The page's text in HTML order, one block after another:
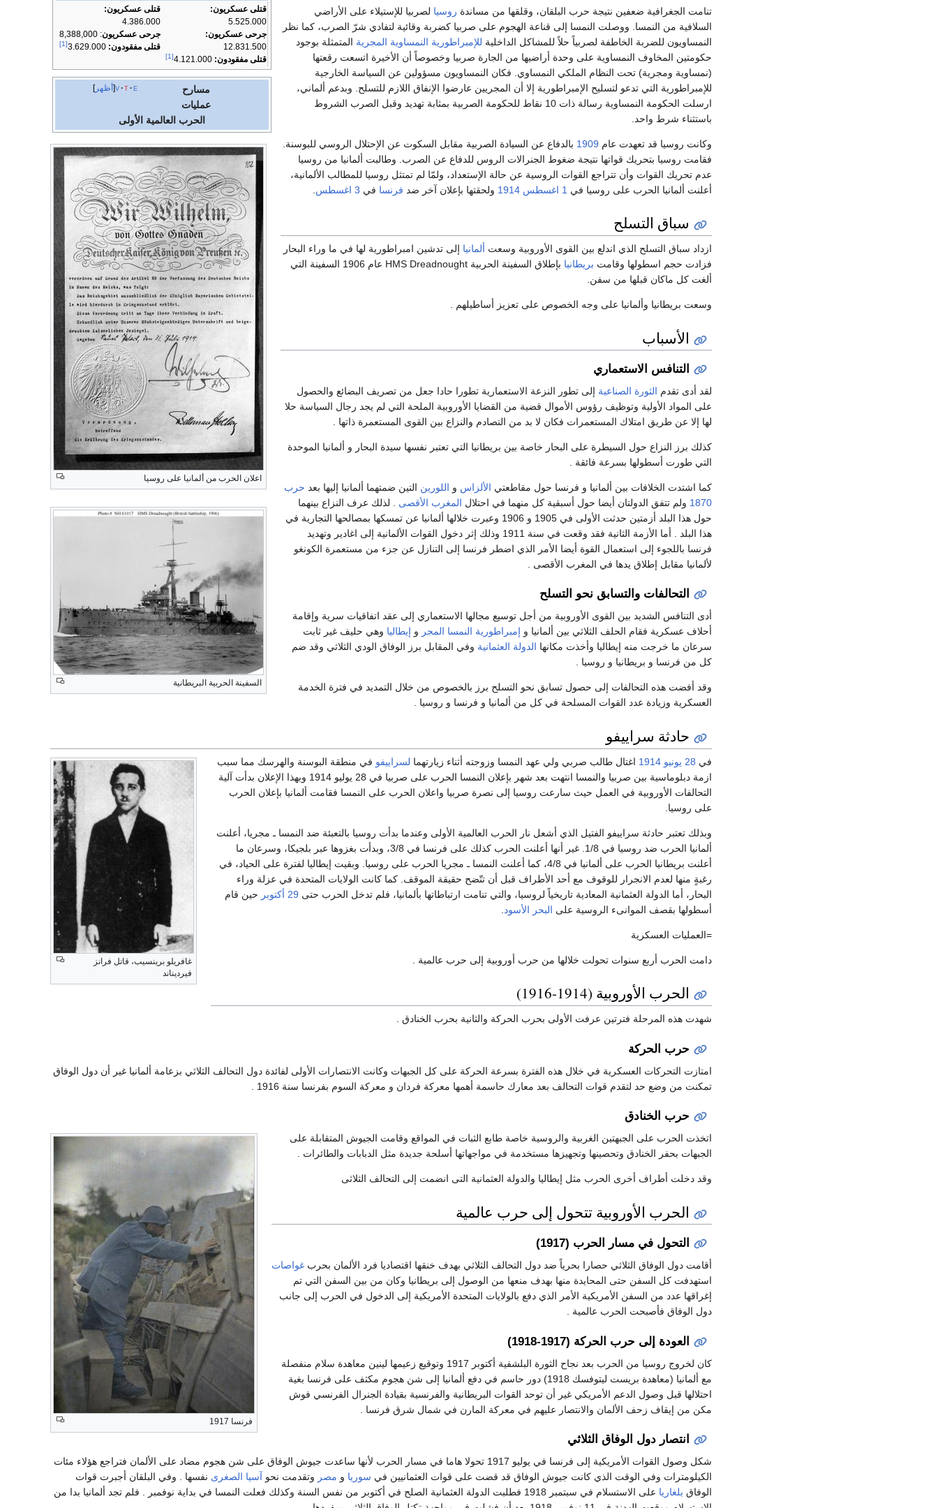
قتلى عسكريون:
5.525.000
جرحى عسكريون:
12.831.500
قتلى مفقودون:
[1]
قتلى عسكريون:
4.386.000
جرحى عسكريون: 8,388,000
قتلى مفقودون:
[1]
أظهر v t e
مسارح
عمليات
الحرب العالمية الأولى
اعلان الحرب من ألمانيا على روسيا
تنامت الجغرافية ضعفين نتيجة حرب البلقان، وقلقها من مساندة روسيا لصربيا للإستيلاء على الأراضي
السلافية من النمسا. ووصلت النمسا إلى قناعة الهجوم على صربيا كضربة وقائية لتفادي شرّ الصرب، كما نظر
النمساويون للضربة الخاطفة لصربياً حلاً للمشاكل الداخلية للإمبراطورية النمساوية المجرية المتمثلة بوجود
حكومتين المخاوف النمساوية على وحدة أراضيها من الجارة صربيا وخصوصاً أن الأخيرة اتسعت رقعتها
(نمساوية ومجرية) تحت النظام الملكي النمساوي. فكان النمساويون مسؤولين عن السياسة الخارجية
للإمبراطورية التي تدعو لتسليح الإمبراطورية إلا أن المجريين عارضوا الإنفاق اللازم للتسلح. وبدعم ألماني،
ارسلت الحكومة النمساوية رسالة ذات 10 نقاط للحكومة الصربية بمثابة تهديد وقبل الصرب الشروط
باستثناء شرط واحد.
وكانت روسيا قد تعهدت عام 1909 بالدفاع عن السيادة الصربية مقابل السكوت عن الإحتلال الروسي للبوسنة.
فقامت روسيا بتحريك قواتها نتيجة ضغوط الجنرالات الروس للدفاع عن الصرب. وطالبت ألمانيا من روسيا
عدم تحريك القوات وأن تتراجع القوات الروسية عن حالة الإستعداد، ولمّا لم تمتثل روسيا للمطالب الألمانية،
أعلنت ألمانيا الحرب على روسيا في 1 اغسطس 1914 ولحقتها بإعلان آخر ضد فرنسا في 3 اغسطس
سباق التسلح
السفينة الحربية البريطانية
ازداد سباق التسلح الذي اندلع بين القوى الأوروبية وسعت ألمانيا إلى تدشين امبراطورية لها في ما وراء البحار
فزادت حجم اسطولها وقامت بريطانيا
بإطلاق السفينة الحربية HMS Dreadnought عام 1906 السفينة التي
ألغت كل ماكان قبلها من سفن.
وسعت بريطانيا وألمانيا على وجه الخصوص على تعزيز أساطيلهم .
الأسباب
التنافس الاستعماري
لقد أدى تقدم الثورة الصناعية إلى تطور النزعة الاستعمارية تطورا حادا جعل من تصريف البضائع والحصول
على المواد الأولية وتوظيف رؤوس الأموال قضية من القضايا الأوروبية الملحة التي لم يجد رجال السياسة حلا
لها إلا عن طريق امتلاك المستعمرات فكان لا بد من التصادم والنزاع بين القوى المستعمرة ذاتها .
كذلك برز النزاع حول السيطرة على البحار خاصة بين بريطانيا التي تعتبر نفسها سيدة البحار و ألمانيا الموحدة
التي طورت أسطولها بسرعة فائقة .
كما اشتدت الخلافات بين ألمانيا و فرنسا حول مقاطعتي الألزاس و اللورين التين ضمتهما ألمانيا إليها بعد حرب
1870 ولم تتفق الدولتان أيضا حول أسبقية كل منهما في احتلال المغرب الأقصى . لذلك عرف النزاع بينهما
حول هذا البلد أزمتين حدثت الأولى في 1905 و 1906 وعبرت خلالها ألمانيا عن تمسكها بمصالحها التجارية في
هذا البلد . أما الأزمة الثانية فقد وقعت في سنة 1911 وذلك إثر دخول القوات الألمانية إلى اغادير وتهديد
فرنسا باللجوء إلى استعمال القوة أيضا الأمر الذي اضطر فرنسا إلى التنازل عن جزء من مستعمرة الكونغو
لألمانيا مقابل إطلاق يدها في المغرب الأقصى .
التحالفات والتسابق نحو التسلح
أدى التنافس الشديد بين القوى الأوروبية من أجل توسيع مجالها الاستعماري إلى عقد اتفاقيات سرية وإقامة
أحلاف عسكرية فقام الحلف الثلاثي بين ألمانيا و إمبراطورية النمسا المجر و إيطاليا وهي حليف غير ثابت
سرعان ما خرجت منه إيطاليا وأخذت مكانها الدولة العثمانية وفي المقابل برز الوفاق الودي الثلاثي وقد ضم
كل من فرنسا و بريطانيا و روسيا .
وقد أفضت هذه التحالفات إلى حصول تسابق نحو التسلح برز بالخصوص من خلال التمديد في فترة الخدمة
العسكرية وزيادة عدد القوات المسلحة في كل من ألمانيا و فرنسا و روسيا .
حادثة سراييفو
غافريلو برينسيب، قاتل فرانز
فيرديناند
في 28 يونيو 1914 اغتال طالب صربي ولي عهد النمسا وزوجته أثناء زيارتهما لسراييفو في منطقة البوسنة والهرسك مما سبب
ازمة دبلوماسية بين صربيا والنمسا انتهت بعد شهر بإعلان النمسا الحرب على صربيا في 28 يوليو 1914 وبهذا الإعلان بدأت آلية
التحالفات الأوروبية في العمل حيث سارعت روسيا إلى نصرة صربيا واعلان الحرب على النمسا فقامت ألمانيا بإعلان الحرب
على روسيا.
وبذلك تعتبر حادثة سراييفو الفتيل الذي أشعل نار الحرب العالمية الأولى وعندما بدأت روسيا بالتعبئة ضد النمسا ـ مجريا، أعلنت
ألمانيا الحرب ضد روسيا في 1/8. غير أنها أعلنت الحرب كذلك على فرنسا في 3/8، وبدأت بغزوها عبر بلجيكا، وسرعان ما
أعلنت بريطانيا الحرب على ألمانيا في 4/8، كما أعلنت النمسا ـ مجريا الحرب على روسيا. وبقيت إيطاليا لفترة على الحياد، في
رغبةٍ منها لعدم الانجرار للوقوف مع أحد الأطراف قبل أن تتّضح حقيقة الموقف. كما كانت الولايات المتحدة في عزلة وراء
البحار، أما الدولة العثمانية المعادية تاريخياً لروسيا، والتي تنامت ارتباطاتها بألمانيا، فلم تدخل الحرب حتى 29 أكتوبر
حين قام
أسطولها بقصف الموانىء الروسية على البحر الأسود
=العمليات العسكرية
دامت الحرب أربع سنوات تحولت خلالها من حرب أوروبية إلى حرب عالمية .
الحرب الأوروبية (1914-1916)
شهدت هذه المرحلة فترتين عرفت الأولى بحرب الحركة والثانية بحرب الخنادق .
حرب الحركة
امتازت التحركات العسكرية في خلال هذه الفترة بسرعة الحركة على كل الجبهات وكانت الانتصارات الأولى لفائدة دول التحالف الثلاثي بزعامة ألمانيا غير أن دول الوفاق
تمكنت من وضع حد لتقدم قوات التحالف بعد معارك حاسمة أهمها معركة فردان و معركة السوم بفرنسا سنة 1916 .
حرب الخنادق
فرنسا 1917
اتخذت الحرب على الجبهتين الغربية والروسية خاصة طابع الثبات في المواقع وقامت الجيوش المتقابلة على
الجبهات بحفر الخنادق وتحصينها وتجهيزها مستخدمة في مواجهاتها أسلحة جديدة مثل الدبابات والطائرات .
وقد دخلت أطراف أخرى الحرب مثل إيطاليا والدولة العثمانية التى انضمت إلى التحالف الثلاثى
الحرب الأوروبية تتحول إلى حرب عالمية
التحول في مسار الحرب (1917)
أقامت دول الوفاق الثلاثي حصارا بحرياً ضد دول التحالف الثلاثي بهدف خنقها اقتصاديا فرد الألمان بحرب غواصات
استهدفت كل السفن حتى المحايدة منها بهدف منعها من الوصول إلى بريطانيا وكان من بين السفن التي تم
إغراقها عدد من السفن الأمريكية الأمر الذي دفع بالولايات المتحدة الأمريكية إلى الدخول في الحرب إلى جانب
دول الوفاق فأصبحت الحرب عالمية .
العودة إلى حرب الحركة (1917-1918)
كان لخروج روسيا من الحرب بعد نجاح الثورة البلشفية أكتوبر 1917 وتوقيع زعيمها لينين معاهدة سلام منفصلة
مع ألمانيا (معاهدة بريست ليتوفسك 1918) دور حاسم في دفع ألمانيا إلى شن هجوم مكثف على فرنسا بغية
احتلالها قبل وصول الدعم الأمريكي غير أن توحد القوات البريطانية والفرنسية بقيادة الجنرال الفرنسي فوش
مكن من إيقاف زحف الألمان والانتصار عليهم في معركة المارن في شمال شرق فرنسا .
انتصار دول الوفاق الثلاثي
شكل وصول القوات الأمريكية إلى فرنسا في يوليو 1917 تحولا هاما في مسار الحرب لأنها ساعدت جيوش الوفاق على شن هجوم مضاد على الألمان فتراجع هؤلاء مئات
الكيلومترات وفي الوقت الذي كانت جيوش الوفاق قد قضت على قوات العثمانيين في سوريا و مصر وتقدمت نحو آسيا الصغرى نفسها . وفي البلقان أجبرت قوات
الوفاق بلغاريا
على الاستسلام في سبتمبر 1918 فطلبت الدولة العثمانية الصلح في أكتوبر من نفس السنة وكذلك فعلت النمسا في بداية نوفمبر . فلم تجد ألمانيا بدا من